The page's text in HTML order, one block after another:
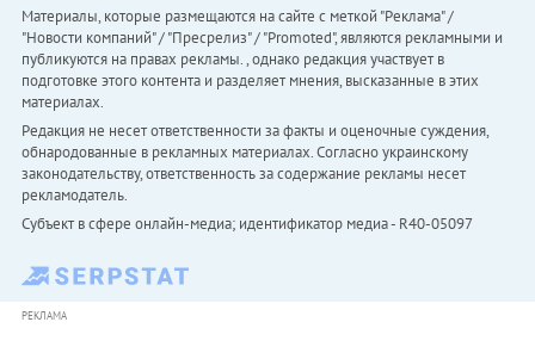
Материалы, которые размещаются на сайте с меткой "Реклама" /
"Новости компаний" / "Пресрелиз" / "Promoted", являются рекламными и
публикуются на правах рекламы. , однако редакция участвует в
подготовке этого контента и разделяет мнения, высказанные в этих
материалах.
Редакция не несет ответственности за факты и оценочные суждения,
обнародованные в рекламных материалах. Согласно украинскому
законодательству, ответственность за содержание рекламы несет
рекламодатель.
Субъект в сфере онлайн-медиа; идентификатор медиа - R40-05097
РЕКЛАМА